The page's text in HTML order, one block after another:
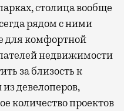
столица вообще
рядом с ними
для комфортной
недвижимости
за близость к
девелоперов,
количество проектов